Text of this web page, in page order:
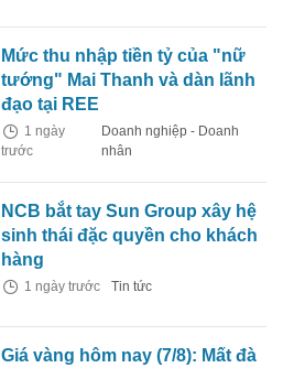
Mức thu nhập tiền tỷ của "nữ
tướng" Mai Thanh và dàn lãnh
đạo tại REE
1 ngày
trước
Doanh nghiệp - Doanh
nhân
NCB bắt tay Sun Group xây hệ
sinh thái đặc quyền cho khách
hàng
1 ngày trước Tin tức
Giá vàng hôm nay (7/8): Mất đà